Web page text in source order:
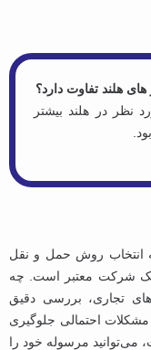
هلند تفاوت دارد؟
نظر در هلند بیشتر
انتخاب روش حمل ‌و نقل
یک شرکت معتبر است. چه
تجاری، بررسی دقیق
احتمالی جلوگیری
می‌توانید مرسوله خود را